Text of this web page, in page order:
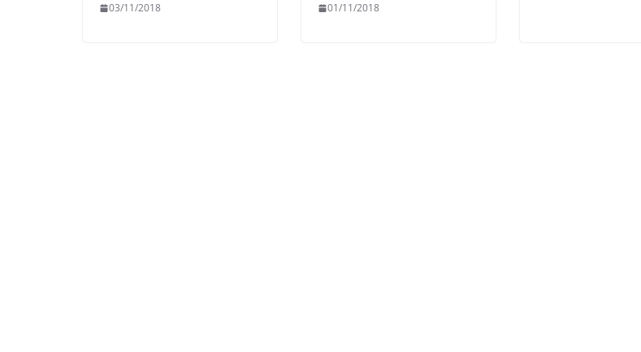
03/11/2018 01/11/2018